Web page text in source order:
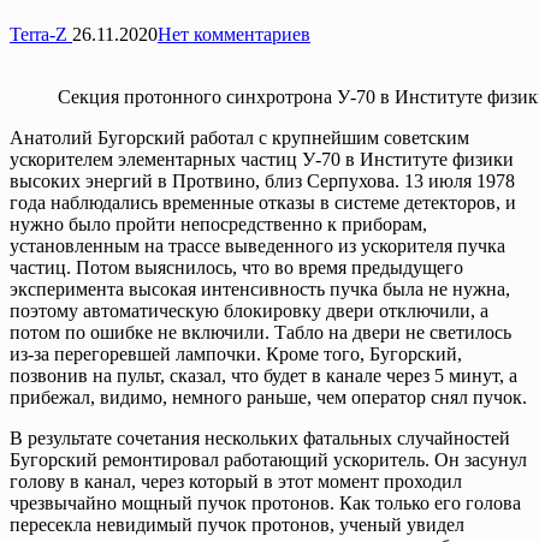
Запись
Terra-Z 26.11.2020Нет комментариев
Секция протонного синхротрона У-70 в Институте
Анатолий Бугорский работал с крупнейшим советским
ускорителем элементарных частиц У-70 в Институте физики
высоких энергий в Протвино, близ Серпухова. 13 июля 1978
года наблюдались временные отказы в системе детекторов, и
нужно было пройти непосредственно к приборам,
установленным на трассе выведенного из ускорителя пучка
частиц. Потом выяснилось, что во время предыдущего
эксперимента высокая интенсивность пучка была не нужна,
поэтому автоматическую блокировку двери отключили, а
потом по ошибке не включили. Табло на двери не светилось
из-за перегоревшей лампочки. Кроме того, Бугорский,
позвонив на пульт, сказал, что будет в канале через 5 минут, а
прибежал, видимо, немного раньше, чем оператор снял пучок.
В результате сочетания нескольких фатальных случайностей
Бугорский ремонтировал работающий ускоритель. Он засунул
голову в канал, через который в этот момент проходил
чрезвычайно мощный пучок протонов. Как только его голова
пересекла невидимый пучок протонов, ученый увидел